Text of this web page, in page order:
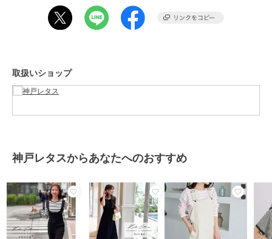
性別タイプ
レディース
ワンピースドレス
／ワンピース
サイズ
素材 【グレー,ブラック】
綿20%
【ネイビー】
(ジレ表地）ポリエステル97% ポ
リウレタン3%
取扱いショップ
神戸レタスからあなたへのおすすめ